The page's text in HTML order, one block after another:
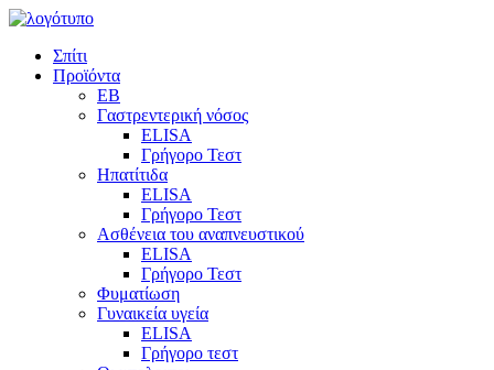
Σπίτι
Προϊόντα
EB
Γαστρεντερική νόσος
ELISA
Γρήγορο Τεστ
Ηπατίτιδα
ELISA
Γρήγορο Τεστ
Ασθένεια του αναπνευστικού
ELISA
Γρήγορο Τεστ
Φυματίωση
Γυναικεία υγεία
ELISA
Γρήγορο τεστ